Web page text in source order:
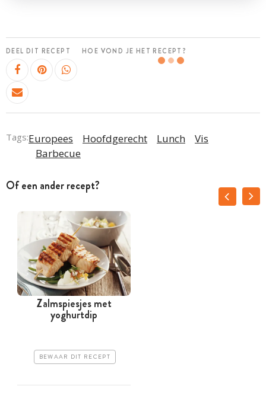
DEEL DIT RECEPT HOE VOND JE HET RECEPT?
Tags:Europees Hoofdgerecht Lunch
Vis
Barbecue
Of een ander recept?
Zalmspiesjes met
yoghurtdip
BEWAAR DIT RECEPT